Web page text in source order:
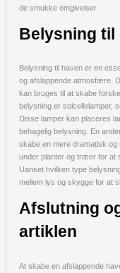
de smukke omgivelser.
Belysning til
Belysning til haven er en
og afslappende atmosfære.
kan bruges til at skabe
belysning er solcellelamper,
Disse lamper kan placeres
behagelig belysning. En
skabe en mere dramatisk og
under planter og træer for at
Uanset hvilken type
mellem lys og skygge for at
Afslutning
artiklen
At skabe en afslappende